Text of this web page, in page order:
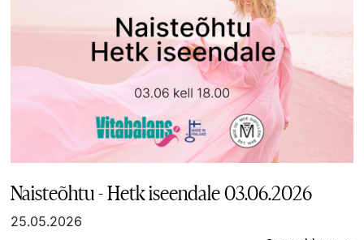
Naisteõhtu - Hetk iseendale 03.06.2026
25.05.2026